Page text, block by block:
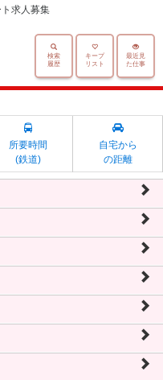
求人募集
最近見
た仕事
キープ
リスト
検索
履歴
所要時間
(鉄道)
自宅から
の距離